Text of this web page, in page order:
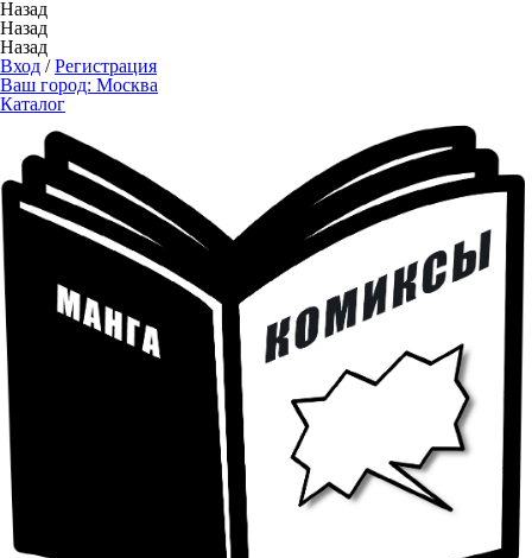
Назад
Назад
Назад
Вход /Регистрация
Ваш город: Москва
Каталог